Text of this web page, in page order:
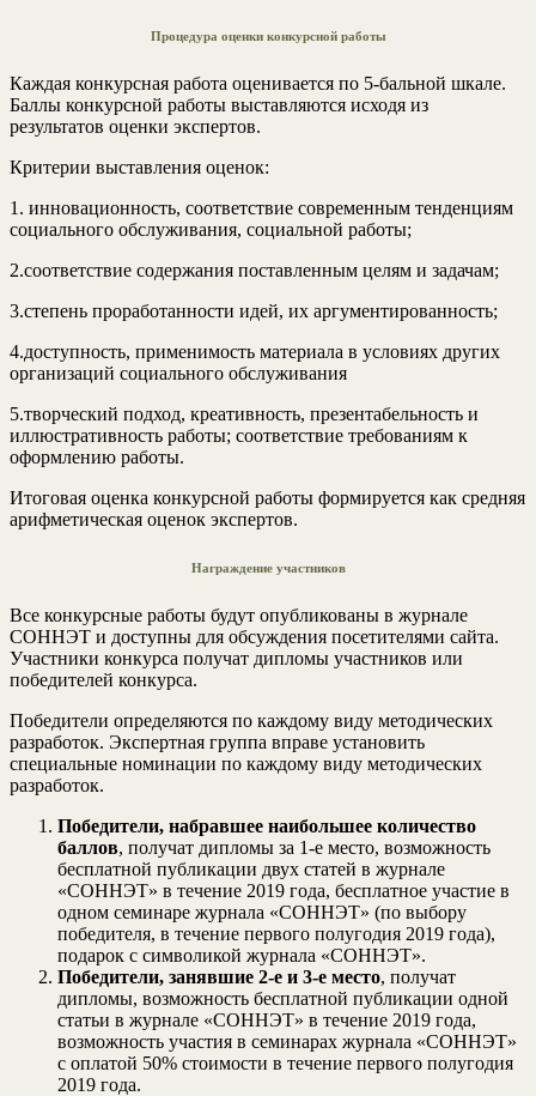
Процедура оценки конкурсной работы
Каждая конкурсная работа оценивается по 5-бальной шкале.
Баллы конкурсной работы выставляются исходя из
результатов оценки экспертов.
Критерии выставления оценок:
1. инновационность, соответствие современным тенденциям
социального обслуживания, социальной работы;
2.соответствие содержания поставленным целям и задачам;
3.степень проработанности идей, их аргументированность;
4.доступность, применимость материала в условиях других
организаций социального обслуживания
5.творческий подход, креативность, презентабельность и
иллюстративность работы; соответствие требованиям к
оформлению работы.
Итоговая оценка конкурсной работы формируется как средняя
арифметическая оценок экспертов.
Награждение участников
Все конкурсные работы будут опубликованы в журнале
СОННЭТ и доступны для обсуждения посетителями сайта.
Участники конкурса получат дипломы участников или
победителей конкурса.
Победители определяются по каждому виду методических
разработок. Экспертная группа вправе установить
специальные номинации по каждому виду методических
разработок.
Победители, набравшее наибольшее количество
баллов, получат дипломы за 1-е место, возможность
бесплатной публикации двух статей в журнале
«СОННЭТ» в течение 2019 года, бесплатное участие в
одном семинаре журнала «СОННЭТ» (по выбору
победителя, в течение первого полугодия 2019 года),
подарок с символикой журнала «СОННЭТ».
Победители, занявшие 2-е и 3-е место, получат
дипломы, возможность бесплатной публикации одной
статьи в журнале «СОННЭТ» в течение 2019 года,
возможность участия в семинарах журнала «СОННЭТ»
с оплатой 50% стоимости в течение первого полугодия
2019 года.